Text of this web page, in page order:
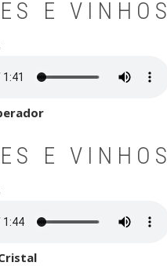
E VINHOS
E VINHOS